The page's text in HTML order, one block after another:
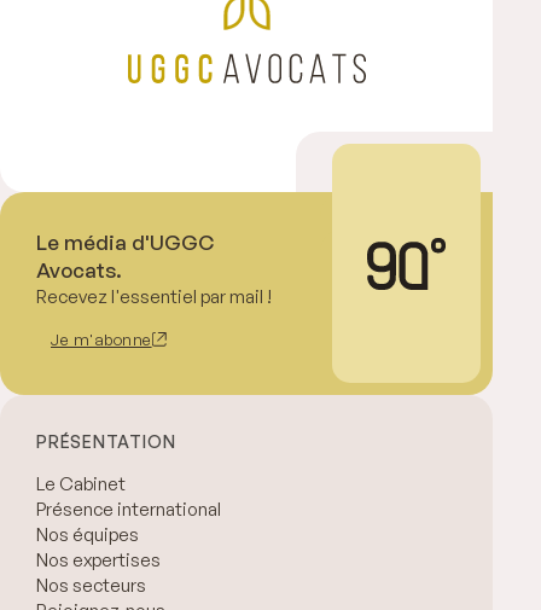
Le média d'UGGC
Avocats.
Recevez l'essentiel par mail !
Je m'abonne
PRÉSENTATION
Le Cabinet
Présence international
Nos équipes
Nos expertises
Nos secteurs